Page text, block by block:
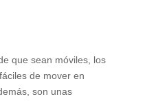
que sean móviles, los
de mover en
son unas